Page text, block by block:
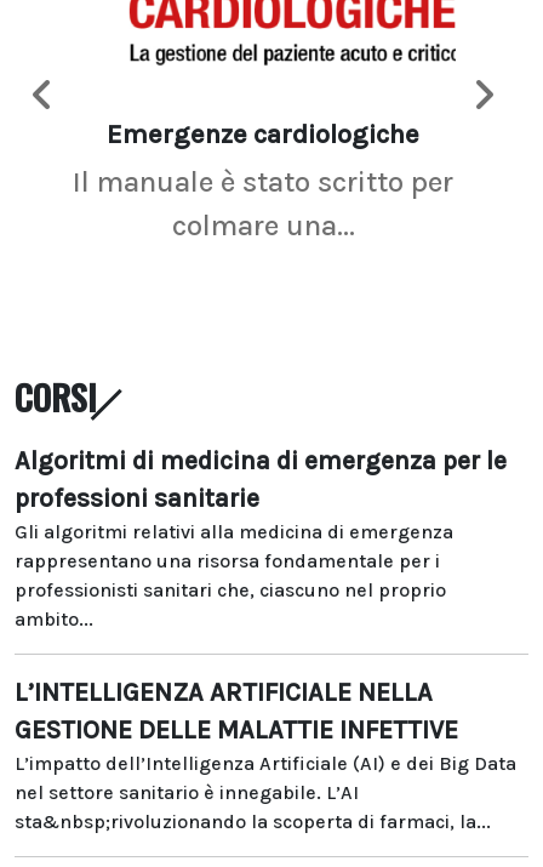
Emergenze cardiologiche
Il manuale è stato scritto per
colmare una...
CORSI
Algoritmi di medicina di emergenza per le
professioni sanitarie
Gli algoritmi relativi alla medicina di emergenza
rappresentano una risorsa fondamentale per i
professionisti sanitari che, ciascuno nel proprio
ambito...
L’INTELLIGENZA ARTIFICIALE NELLA
GESTIONE DELLE MALATTIE INFETTIVE
L’impatto dell’Intelligenza Artificiale (AI) e dei Big Data
nel settore sanitario è innegabile. L’AI
sta&nbsp;rivoluzionando la scoperta di farmaci, la...